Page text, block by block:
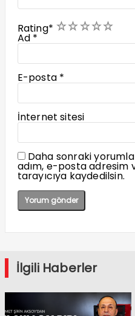
Rating* 5
4
3
2
1
Ad *
E-posta *
İnternet sitesi
Daha sonraki
adım, e-posta adresim
tarayıcıya kaydedilsin.
İlgili Haberler